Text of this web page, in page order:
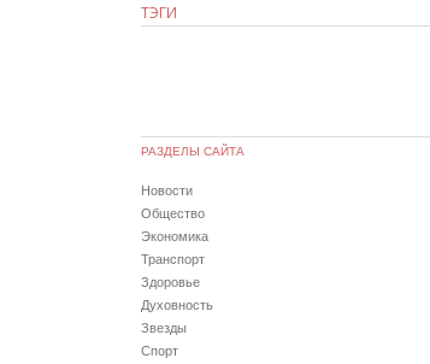
ТЭГИ
РАЗДЕЛЫ САЙТА
Новости
Общество
Экономика
Транспорт
Здоровье
Духовность
Звезды
Спорт